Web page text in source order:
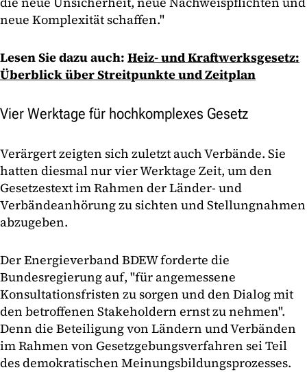
neue Komplexität schaffen."
Lesen Sie dazu auch: Heiz- und Kraftwerksgesetz:
Überblick über Streitpunkte und Zeitplan
Vier Werktage für hochkomplexes Gesetz
Verärgert zeigten sich zuletzt auch Verbände. Sie
hatten diesmal nur vier Werktage Zeit, um den
Gesetzestext im Rahmen der Länder- und
Verbändeanhörung zu sichten und Stellungnahmen
abzugeben.
Der Energieverband BDEW forderte die
Bundesregierung auf, "für angemessene
Konsultationsfristen zu sorgen und den Dialog mit
den betroffenen Stakeholdern ernst zu nehmen".
Denn die Beteiligung von Ländern und Verbänden
im Rahmen von Gesetzgebungsverfahren sei Teil
des demokratischen Meinungsbildungsprozesses.